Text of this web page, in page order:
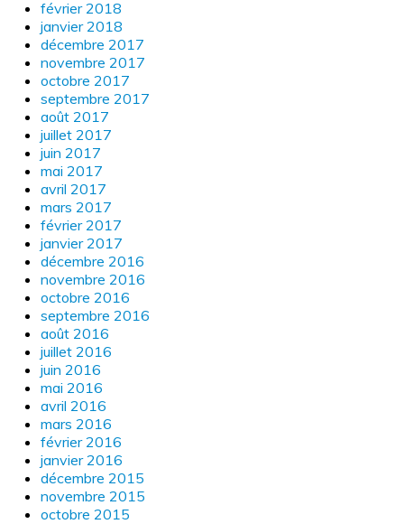
février 2018
janvier 2018
décembre 2017
novembre 2017
octobre 2017
septembre 2017
août 2017
juillet 2017
juin 2017
mai 2017
avril 2017
mars 2017
février 2017
janvier 2017
décembre 2016
novembre 2016
octobre 2016
septembre 2016
août 2016
juillet 2016
juin 2016
mai 2016
avril 2016
mars 2016
février 2016
janvier 2016
décembre 2015
novembre 2015
octobre 2015